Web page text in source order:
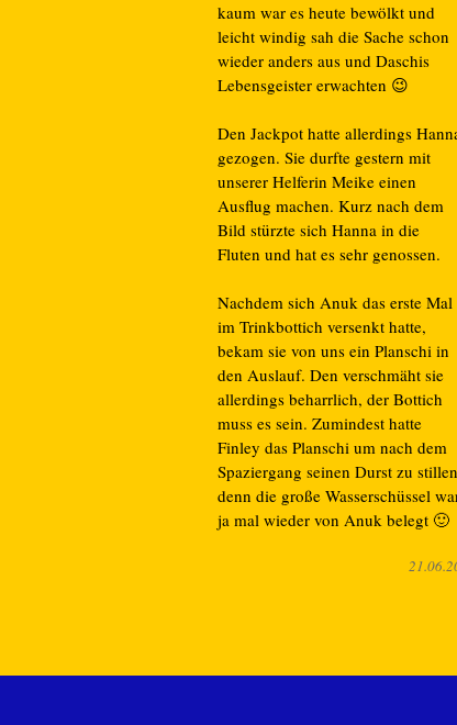
kaum war es heute bewölkt und
leicht windig sah die Sache schon
wieder anders aus und Daschis
Lebensgeister erwachten 😉
Den Jackpot hatte allerdings
gezogen. Sie durfte gestern mit
unserer Helferin Meike einen
Ausflug machen. Kurz nach dem
Bild stürzte sich Hanna in die
Fluten und hat es sehr genossen.
Nachdem sich Anuk das erste Mal
im Trinkbottich versenkt hatte,
bekam sie von uns ein Planschi in
den Auslauf. Den verschmäht sie
allerdings beharrlich, der Bottich
muss es sein. Zumindest hatte
Finley das Planschi um nach dem
Spaziergang seinen Durst zu
denn die große Wasserschüssel
ja mal wieder von Anuk belegt 🙂